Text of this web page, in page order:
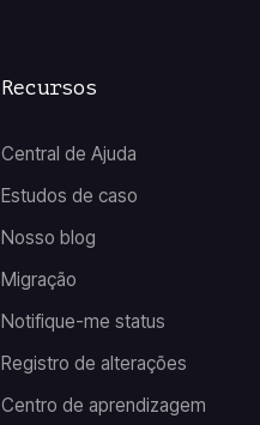
Recursos
Central de Ajuda
Estudos de caso
Nosso blog
Migração
Notifique-me status
Registro de alterações
Centro de aprendizagem